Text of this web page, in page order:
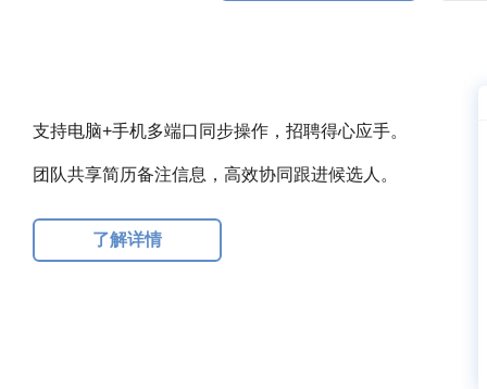
支持电脑+手机多端口同步操作，招聘得心应手。
团队共享简历备注信息，高效协同跟进候选人。
了解详情